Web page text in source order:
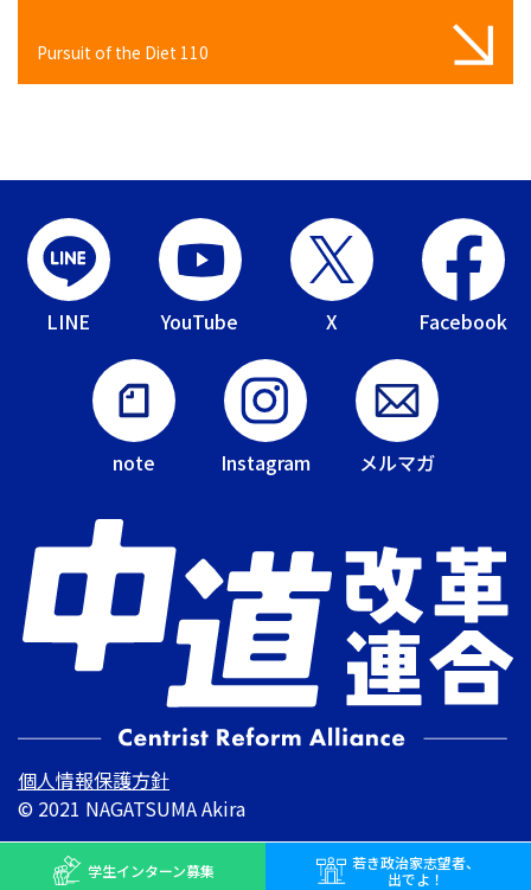
Pursuit of the Diet 110
LINE YouTube X Facebook
note Instagram メルマガ
個人情報保護方針
© 2021 NAGATSUMA Akira
学生インターン募集 若き政治家志望者、
出でよ！